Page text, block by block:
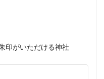
印がいただける神社